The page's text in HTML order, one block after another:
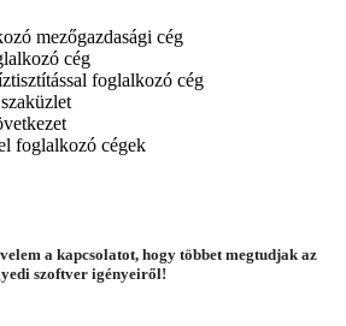
mezőgazdasági cég
cég
foglalkozó cég
foglalkozó cégek
a kapcsolatot, hogy többet megtudjak az
szoftver igényeiről!